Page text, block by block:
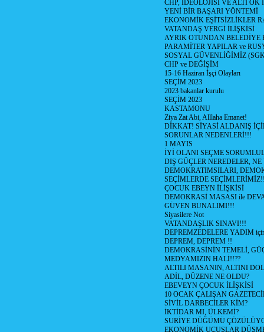
CHP, İDEOLOJİSİ VE ALTI OK
YENİ BİR BAŞARI YÖNTEMİ
EKONOMİK EŞİTSİZLİKLER
VATANDAŞ VERGİ İLİŞKİSİ
AYRIK OTUNDAN
PARAMİTER YAPILAR ve
SOSYAL GÜVENLİĞİMİZ
CHP ve DEĞİŞİM
15-16 Haziran İşçi Olayları
SEÇİM 2023
2023 bakanlar kurulu
SEÇİM 2023
KASTAMONU
Ziya Zat Abi, Alllaha Emanet!
DİKKAT! SİYASİ ALDANIŞ
SORUNLAR NEDENLERİ!!!
1 MAYIS
İYİ OLANI SEÇME
DIŞ GÜÇLER NEREDELER,
DEMOKRATIMSILARI,
SEÇİMLERDE
ÇOCUK EBEYN İLİŞKİSİ
DEMOKRASİ MASASI ile
GÜVEN BUNALIMI!!!
Siyasilere Not
VATANDAŞLIK SINAVI!!!
DEPREMZEDELERE YADIM
DEPREM, DEPREM !!
DEMOKRASİNİN TEMELİ,
MEDYAMIZIN HALİ!!??
ALTILI MASANIN, ALTINI
ADİL, DÜZENE NE OLDU?
EBEVEYN ÇOCUK İLİŞKİSİ
10 OCAK ÇALIŞAN
SİVİL DARBECİLER KİM?
İKTİDAR MI, ÜLKEMİ?
SURİYE DÜĞÜMÜ
EKONOMİK UÇUŞLAR